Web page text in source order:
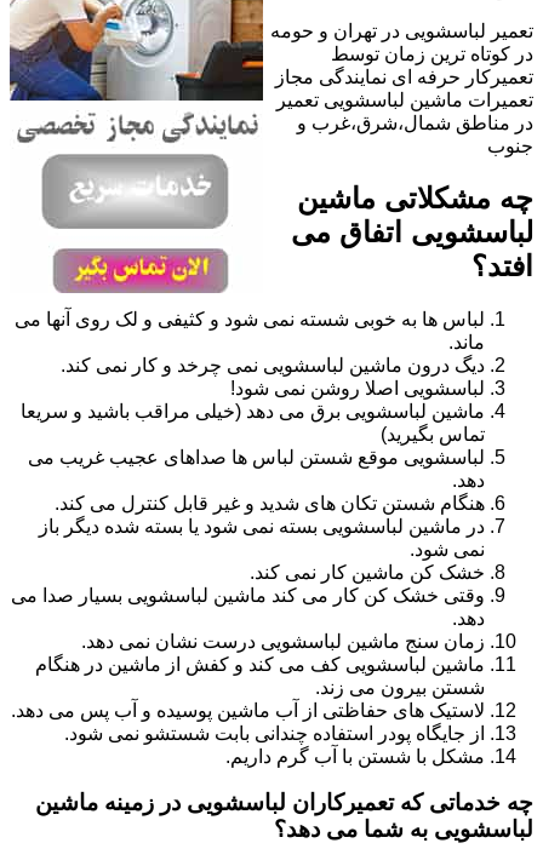
تعمیر لباسشویی در تهران و حومه
در کوتاه ترین زمان توسط
تعمیرکار حرفه ای نمایندگی مجاز
تعمیرات ماشین لباسشویی تعمیر
در مناطق شمال،شرق،غرب و
جنوب
چه مشکلاتی ماشین
لباسشویی اتفاق می
افتد؟
لباس ها به خوبی شسته نمی شود و کثیفی و لک روی آنها می
ماند.
دیگ درون ماشین لباسشویی نمی چرخد و کار نمی کند.
لباسشویی اصلا روشن نمی شود!
ماشین لباسشویی برق می دهد (خیلی مراقب باشید و سریعا
تماس بگیرید)
لباسشویی موقع شستن لباس ها صداهای عجیب غریب می
دهد.
هنگام شستن تکان های شدید و غیر قابل کنترل می کند.
در ماشین لباسشویی بسته نمی شود یا بسته شده دیگر باز
نمی شود.
خشک کن ماشین کار نمی کند.
وقتی خشک کن کار می کند ماشین لباسشویی بسیار صدا می
دهد.
زمان سنج ماشین لباسشویی درست نشان نمی دهد.
ماشین لباسشویی کف می کند و کفش از ماشین در هنگام
شستن بیرون می زند.
لاستیک های حفاظتی از آب ماشین پوسیده و آب پس می دهد.
از جایگاه پودر استفاده چندانی بابت شستشو نمی شود.
مشکل با شستن با آب گرم داریم.
چه خدماتی که تعمیرکاران لباسشویی در زمینه ماشین
لباسشویی به شما می دهد؟